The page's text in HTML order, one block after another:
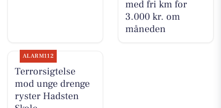
med fri km for
3.000 kr. om
måneden
ALARM112
Terrorsigtelse
mod unge drenge
ryster Hadsten